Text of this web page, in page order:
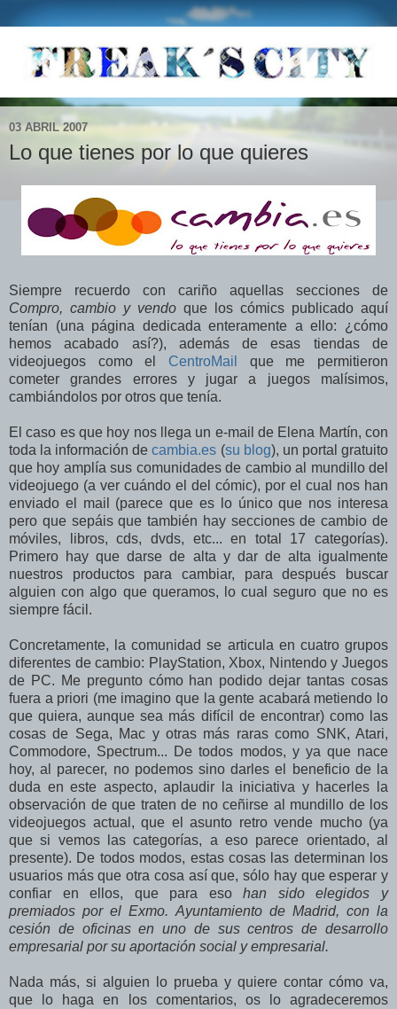
03 ABRIL 2007
Lo que tienes por lo que quieres
Siempre recuerdo con cariño aquellas secciones de
Compro, cambio y vendo que los cómics publicado aquí
tenían (una página dedicada enteramente a ello: ¿cómo
hemos acabado así?), además de esas tiendas de
videojuegos como el CentroMail
que me permitieron
cometer grandes errores y jugar a juegos malísimos,
cambiándolos por otros que tenía.
El caso es que hoy nos llega un e-mail de Elena Martín, con
toda la información decambia.es (su blog), un portal gratuito
que hoy amplía sus comunidades de cambio al mundillo del
videojuego (a ver cuándo el del cómic), por el cual nos han
enviado el mail (parece que es lo único que nos interesa
pero que sepáis que también hay secciones de cambio de
móviles, libros, cds, dvds, etc... en total 17 categorías).
Primero hay que darse de alta y dar de alta igualmente
nuestros productos para cambiar, para después buscar
alguien con algo que queramos, lo cual seguro que no es
siempre fácil.
Concretamente, la comunidad se articula en cuatro grupos
diferentes de cambio: PlayStation, Xbox, Nintendo y Juegos
de PC. Me pregunto cómo han podido dejar tantas cosas
fuera a priori (me imagino que la gente acabará metiendo lo
que quiera, aunque sea más difícil de encontrar) como las
cosas de Sega, Mac y otras más raras como SNK, Atari,
Commodore, Spectrum... De todos modos, y ya que nace
hoy, al parecer, no podemos sino darles el beneficio de la
duda en este aspecto, aplaudir la iniciativa y hacerles la
observación de que traten de no ceñirse al mundillo de los
videojuegos actual, que el asunto retro vende mucho (ya
que si vemos las categorías, a eso parece orientado, al
presente). De todos modos, estas cosas las determinan los
usuarios más que otra cosa así que, sólo hay que esperar y
confiar en ellos, que para esohan sido elegidos y
premiados por el Exmo. Ayuntamiento de Madrid, con la
cesión de oficinas en uno de sus centros de desarrollo
empresarial por su aportación social y empresarial.
Nada más, si alguien lo prueba y quiere contar cómo va,
que lo haga en los comentarios, os lo agradeceremos